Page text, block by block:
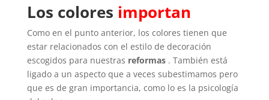
Los colores importan
Como en el punto anterior, los colores tienen que
estar relacionados con el estilo de decoración
escogidos para nuestras reformas . También está
ligado a un aspecto que a veces subestimamos pero
que es de gran importancia, como lo es la psicología